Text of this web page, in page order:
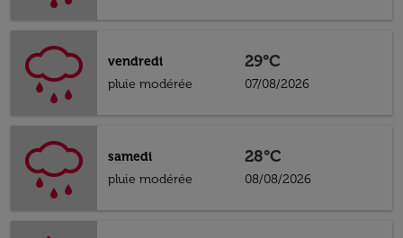
vendredi
pluie modérée
29°C
07/08/2026
samedi
pluie modérée
28°C
08/08/2026